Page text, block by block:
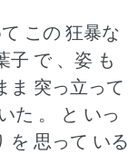
この 狂暴な
子 で 、姿 も
ま 突っ立って
た 。
と いっ
を 思って いる